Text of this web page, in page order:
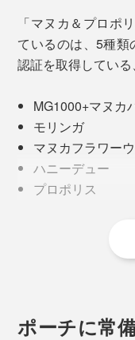
「役柄的に、叫ん
多いのですが、実
のどは大事な仕事
を常備しています
ッコ悪いし、年齢
ね。
ただ、のど飴は溶
には不向き。一般
「マヌカ＆プロポ
ているのは、5種類
認証を取得している
MG1000+マヌカ
モリンガ
マヌカフラワー
ハニーデュー
プロポリス
その抗菌力の高さ
という「モリンガ」
ポーチに常